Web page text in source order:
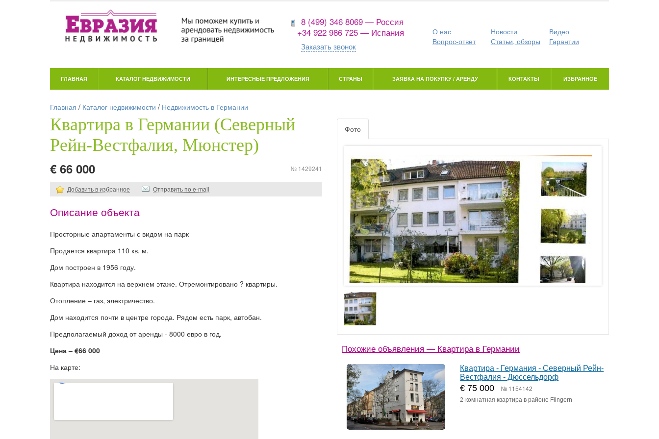
8 (499) 346 8069 — Россия
+34 922 986 725 — Испания
Заказать звонок
О нас Новости
Видео
Вопрос-ответ
Статьи, обзоры Гарантии
ГЛАВНАЯ КАТАЛОГ НЕДВИЖИМОСТИ ИНТЕРЕСНЫЕ ПРЕДЛОЖЕНИЯ СТРАНЫ ЗАЯВКА НА ПОКУПКУ / АРЕНДУ КОНТАКТЫ ИЗБРАННОЕ
Главная / Каталог недвижимости / Недвижимость в Германии
Квартира в Германии (Северный
Рейн-Вестфалия, Мюнстер)
€ 66 000 № 1429241
Добавить в избранное Отправить по e-mail
Описание объекта
Просторные апартаменты с видом на парк
Продается квартира 110 кв. м.
Дом построен в 1956 году.
Квартира находится на верхнем этаже. Отремонтировано ? квартиры.
Отопление – газ, электричество.
Дом находится почти в центре города. Рядом есть парк, автобан.
Предполагаемый доход от аренды - 8000 евро в год.
Цена – €66 000
На карте:
Фото
Похожие объявления — Квартира в Германии
Квартира - Германия - Северный Рейн-
Вестфалия - Дюссельдорф
€ 75 000 № 1154142
2-комнатная квартира в районе Flingern